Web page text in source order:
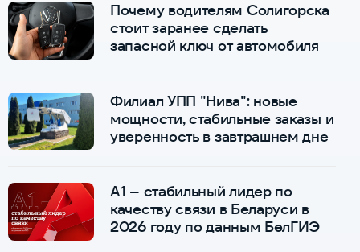
Почему водителям Солигорска
стоит заранее сделать
запасной ключ от автомобиля
Филиал УПП "Нива": новые
мощности, стабильные заказы и
уверенность в завтрашнем дне
А1 – стабильный лидер по
качеству связи в Беларуси в
2026 году по данным БелГИЭ